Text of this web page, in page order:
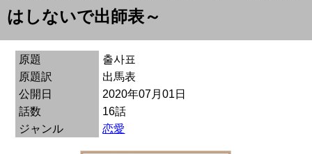
はしないで出師表～
原題
출사표
原題訳
出馬表
公開日
2020年07月01日
話数
16話
ジャンル
恋愛